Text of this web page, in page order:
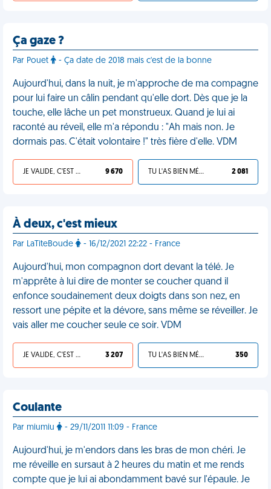
Ça gaze ?
Par Pouet - Ça date de 2018 mais c'est de la bonne
Aujourd'hui, dans la nuit, je m'approche de ma compagne
pour lui faire un câlin pendant qu'elle dort. Dès que je la
touche, elle lâche un pet monstrueux. Quand je lui ai
raconté au réveil, elle m'a répondu : "Ah mais non. Je
dormais pas. C'était volontaire !" très fière d'elle. VDM
JE VALIDE, C'EST UNE VDM 9 670 TU L'AS BIEN MÉRITÉ 2 081
À deux, c'est mieux
Par LaTiteBoude - 16/12/2021 22:22 - France
Aujourd'hui, mon compagnon dort devant la télé. Je
m'apprête à lui dire de monter se coucher quand il
enfonce soudainement deux doigts dans son nez, en
ressort une pépite et la dévore, sans même se réveiller. Je
vais aller me coucher seule ce soir. VDM
JE VALIDE, C'EST UNE VDM 3 207 TU L'AS BIEN MÉRITÉ 350
Coulante
Par miumiu - 29/11/2011 11:09 - France
Aujourd'hui, je m'endors dans les bras de mon chéri. Je
me réveille en sursaut à 2 heures du matin et me rends
compte que je lui ai abondamment bavé sur l'épaule. Je